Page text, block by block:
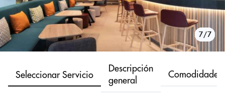
1/7
2/7
3/7
4/7
5/7
6/7
7/7
Seleccionar Servicio
Descripción
general
Comodidades